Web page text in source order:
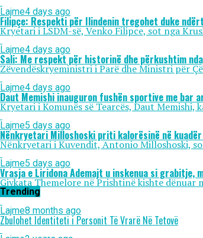
Lajme4 days ago
Filipçe: Respekti për Ilindenin tregohet duke
Kryetari i LSDM-së, Venko Filipce, sot nga
Lajme4 days ago
Sali: Me respekt për historinë dhe përkushtim
Zëvendëskryeministri i Parë dhe Ministri për
Lajme4 days ago
Daut Memishi inauguron fushën sportive me
Kryetari i Komunës së Tearcës, Daut
Lajme5 days ago
Nënkryetari Milloshoski priti kalorësinë në
Nënkryetari i Kuvendit, Antonio Milloshoski,
Lajme5 days ago
Vrasja e Liridona Ademajt u inskenua si
Gjykata Themelore në Prishtinë kishte dënuar
Trending
Lajme8 months ago
Zbulohet Identiteti i Personit Të Vrarë Në Tetovë